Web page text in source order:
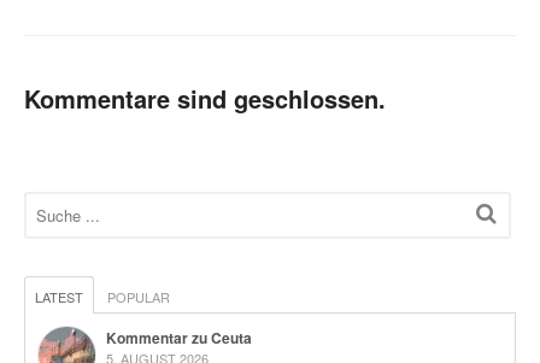
Kommentare sind geschlossen.
LATEST POPULAR
Kommentar zu Ceuta
5. AUGUST 2026